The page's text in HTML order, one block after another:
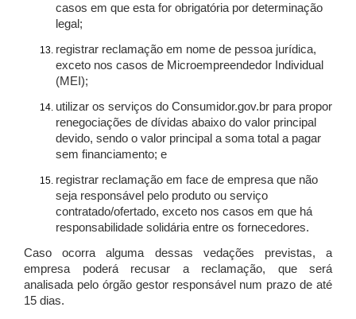
casos em que esta for obrigatória por determinação
legal;
registrar reclamação em nome de pessoa jurídica,
exceto nos casos de Microempreendedor Individual
(MEI);
utilizar os serviços do Consumidor.gov.br para propor
renegociações de dívidas abaixo do valor principal
devido, sendo o valor principal a soma total a pagar
sem financiamento; e
registrar reclamação em face de empresa que não
seja responsável pelo produto ou serviço
contratado/ofertado, exceto nos casos em que há
responsabilidade solidária entre os fornecedores.
Caso ocorra alguma dessas vedações previstas, a
empresa poderá recusar a reclamação, que será
analisada pelo órgão gestor responsável num prazo de até
15 dias.